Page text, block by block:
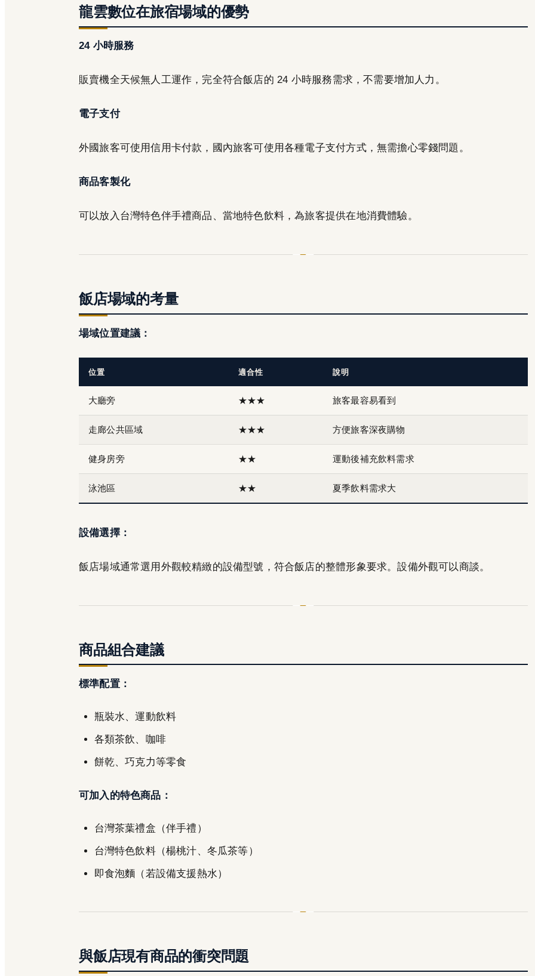
龍雲數位在旅宿場域的優勢
24 小時服務
販賣機全天候無人工運作，完全符合飯店的 24 小時服務需求，不需要增加人力。
電子支付
外國旅客可使用信用卡付款，國內旅客可使用各種電子支付方式，無需擔心零錢問題。
商品客製化
可以放入台灣特色伴手禮商品、當地特色飲料，為旅客提供在地消費體驗。
飯店場域的考量
場域位置建議：
位置 適合性 說明
大廳旁 ★★★ 旅客最容易看到
走廊公共區域 ★★★ 方便旅客深夜購物
健身房旁 ★★ 運動後補充飲料需求
泳池區 ★★ 夏季飲料需求大
設備選擇：
飯店場域通常選用外觀較精緻的設備型號，符合飯店的整體形象要求。設備外觀可以商談。
商品組合建議
標準配置：
瓶裝水、運動飲料
各類茶飲、咖啡
餅乾、巧克力等零食
可加入的特色商品：
台灣茶葉禮盒（伴手禮）
台灣特色飲料（楊桃汁、冬瓜茶等）
即食泡麵（若設備支援熱水）
與飯店現有商品的衝突問題